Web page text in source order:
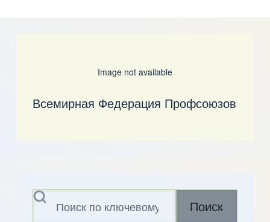
Image not available
Всемирная Федерация Профсоюзов
Поиск